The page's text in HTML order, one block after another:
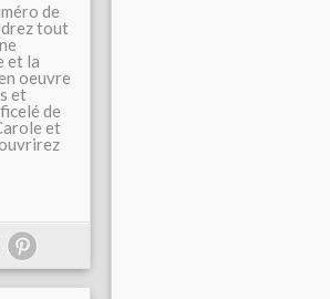
de
tout
et la
oeuvre
et
de
et